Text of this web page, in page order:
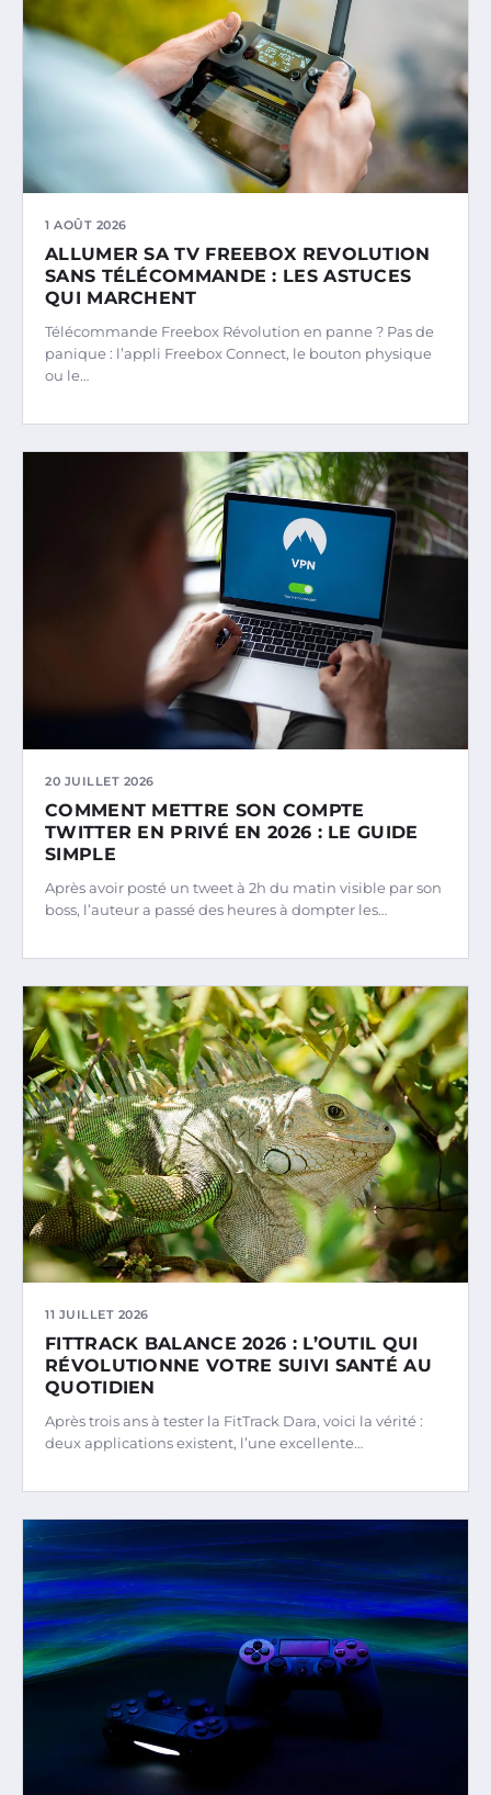
1 AOÛT 2026
ALLUMER SA TV FREEBOX REVOLUTION
SANS TÉLÉCOMMANDE : LES ASTUCES
QUI MARCHENT
Télécommande Freebox Révolution en panne ? Pas de
panique : l’appli Freebox Connect, le bouton physique
ou le…
20 JUILLET 2026
COMMENT METTRE SON COMPTE
TWITTER EN PRIVÉ EN 2026 : LE GUIDE
SIMPLE
Après avoir posté un tweet à 2h du matin visible par son
boss, l’auteur a passé des heures à dompter les…
11 JUILLET 2026
FITTRACK BALANCE 2026 : L’OUTIL QUI
RÉVOLUTIONNE VOTRE SUIVI SANTÉ AU
QUOTIDIEN
Après trois ans à tester la FitTrack Dara, voici la vérité :
deux applications existent, l’une excellente…